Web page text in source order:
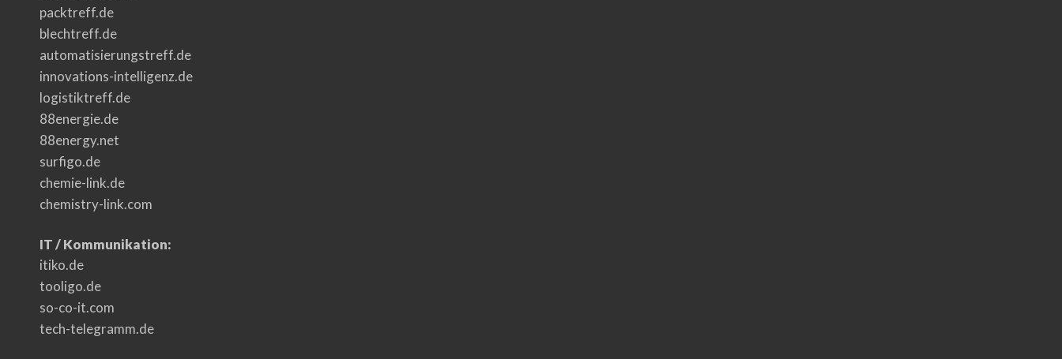
packtreff.de
blechtreff.de
automatisierungstreff.de
innovations-intelligenz.de
logistiktreff.de
88energie.de
88energy.net
surfigo.de
chemie-link.de
chemistry-link.com
IT / Kommunikation:
itiko.de
tooligo.de
so-co-it.com
tech-telegramm.de